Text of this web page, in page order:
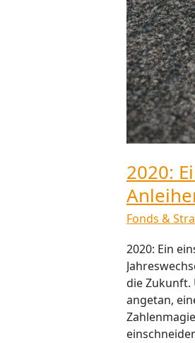
2020:
Fonds &
2020: Ein
die Zukunft.
angetan,